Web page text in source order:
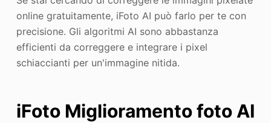
online gratuitamente, iFoto AI può farlo per te con
precisione. Gli algoritmi AI sono abbastanza
efficienti da correggere e integrare i pixel
schiaccianti per un'immagine nitida.
iFoto Miglioramento foto AI